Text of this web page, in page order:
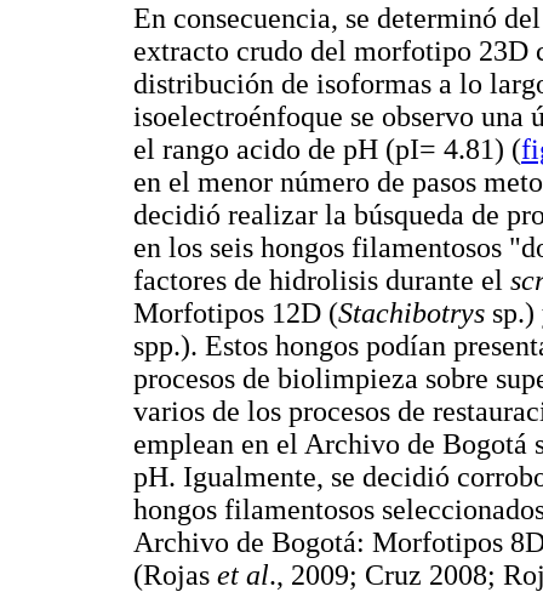
En consecuencia, se determinó
extracto crudo del morfotipo 23D
distribución de isoformas a lo
isoelectroénfoque se observo
el rango acido de pH (pI= 4.81) (
en el menor número de pasos
decidió realizar la búsqueda de
en los seis hongos filamentosos
factores de hidrolisis durante el
Morfotipos 12D (Stachibotrys
spp.). Estos hongos podían
procesos de biolimpieza sobre
varios de los procesos de
emplean en el Archivo de Bogotá
pH. Igualmente, se decidió
hongos filamentosos
Archivo de Bogotá: Morfotipos
(Rojas et al., 2009; Cruz 2008;